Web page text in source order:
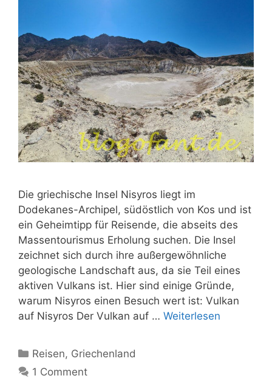
Die griechische Insel Nisyros liegt im
Dodekanes-Archipel, südöstlich von Kos und ist
ein Geheimtipp für Reisende, die abseits des
Massentourismus Erholung suchen. Die Insel
zeichnet sich durch ihre außergewöhnliche
geologische Landschaft aus, da sie Teil eines
aktiven Vulkans ist. Hier sind einige Gründe,
warum Nisyros einen Besuch wert ist: Vulkan
auf Nisyros Der Vulkan auf … Weiterlesen
Kategorien
Reisen, Griechenland
1 Comment